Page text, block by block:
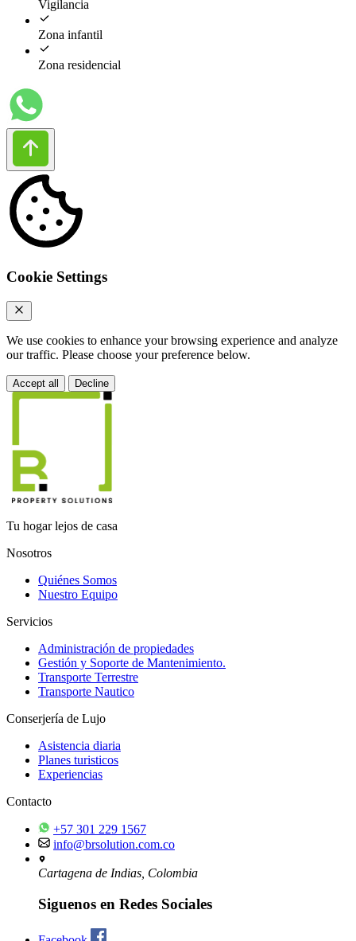
Vigilancia
Zona infantil
Zona residencial
Cookie Settings
We use cookies to enhance your browsing experience and analyze
our traffic. Please choose your preference below.
Accept all Decline
Tu hogar lejos de casa
Nosotros
Quiénes Somos
Nuestro Equipo
Servicios
Administración de propiedades
Gestión y Soporte de Mantenimiento.
Transporte Terrestre
Transporte Nautico
Conserjería de Lujo
Asistencia diaria
Planes turisticos
Experiencias
Contacto
+57 301 229 1567
info@brsolution.com.co
Cartagena de Indias, Colombia
Siguenos en Redes Sociales